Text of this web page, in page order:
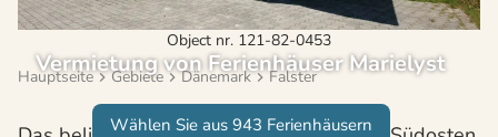
Object nr. 121-82-0453
Vermietung von Ferienhäuser Marielyst
Wählen Sie aus 943 Ferienhäusern
Hauptseite Gebiete Dänemark Falster